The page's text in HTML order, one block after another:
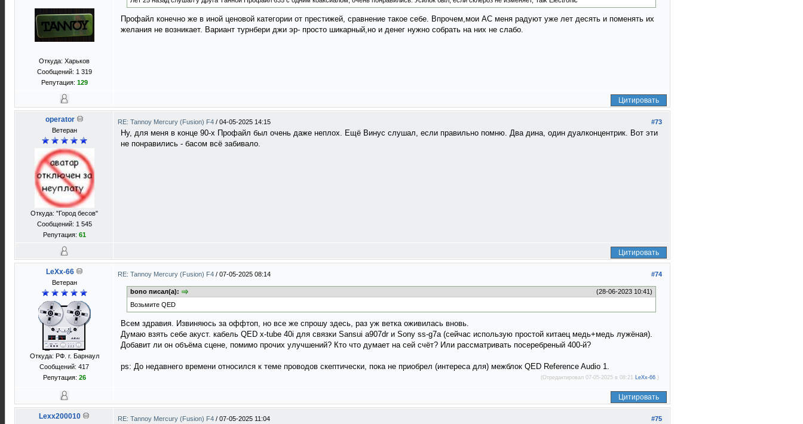
Откуда: Харьков
Сообщений: 1 319
Репутация: 129
Профайл конечно же в иной ценовой категории от престижей, сравнение такое себе. Впрочем,мои АС меня радуют уже лет десять и поменять их
желания не возникает. Вариант турнбери джи эр- просто шикарный,но и денег нужно собрать на них не слабо.
Цитировать
operator
Ветеран
Откуда: "Город бесов"
Сообщений: 1 545
Репутация: 61
#73
RE: Tannoy Mercury (Fusion) F4 / 04-05-2025 14:15
Ну, для меня в конце 90-х Профайл был очень даже неплох. Ещё Винус слушал, если правильно помню. Два дина, один дуалконцентрик. Вот эти
не понравились - басом всё забивало.
Цитировать
LeXx-66
Ветеран
Откуда: РФ. г. Барнаул
Сообщений: 417
Репутация: 26
#74
RE: Tannoy Mercury (Fusion) F4 / 07-05-2025 08:14
(28-06-2023 10:41)
bono писал(а):
Возьмите QED
Всем здравия. Извиняюсь за оффтоп, но все же спрошу здесь, раз уж ветка оживилась вновь.
Думаю взять себе акуст. кабель QED x-tube 40i для связки Sansui a907dr и Sony ss-g7a (сейчас использую простой китаец медь+медь лужёная).
Добавит ли он объёма сцене, помимо прочих улучшений? Кто что думает на сей счёт? Или рассматривать посеребреный 400-й?
ps: До недавнего времени относился к теме проводов скептически, пока не приобрел (интереса для) межблок QED Reference Audio 1.
(Отредактировал 07-05-2025 в 08:21 LeXx-66.)
Цитировать
Lexx200010 #75
RE: Tannoy Mercury (Fusion) F4 / 07-05-2025 11:04